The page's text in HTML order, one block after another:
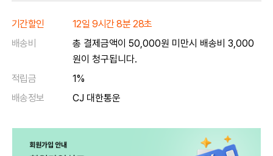
기간할인
12일 9시간 8분 28초
배송비
총 결제금액이 50,000원 미만시 배송비 3,000
원이 청구됩니다.
적립금
1%
배송정보
CJ 대한통운